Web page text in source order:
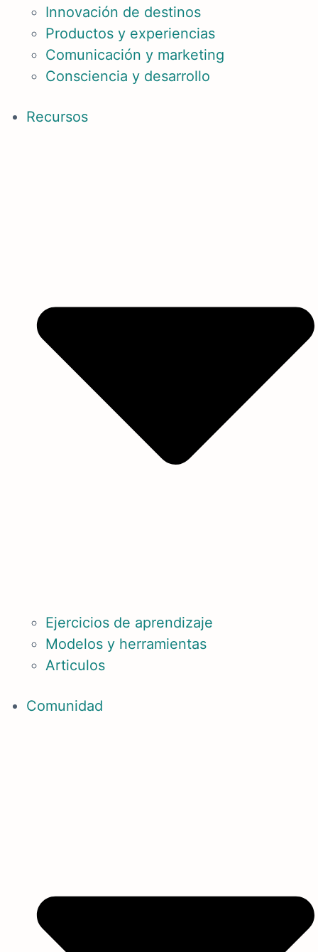
Innovación de destinos
Productos y experiencias
Comunicación y marketing
Consciencia y desarrollo
Recursos
Ejercicios de aprendizaje
Modelos y herramientas
Articulos
Comunidad